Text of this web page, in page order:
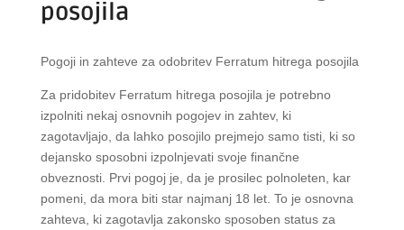
posojila
Pogoji in zahteve za odobritev Ferratum hitrega posojila
Za pridobitev Ferratum hitrega posojila je potrebno
izpolniti nekaj osnovnih pogojev in zahtev, ki
zagotavljajo, da lahko posojilo prejmejo samo tisti, ki so
dejansko sposobni izpolnjevati svoje finančne
obveznosti. Prvi pogoj je, da je prosilec polnoleten, kar
pomeni, da mora biti star najmanj 18 let. To je osnovna
zahteva, ki zagotavlja zakonsko sposoben status za